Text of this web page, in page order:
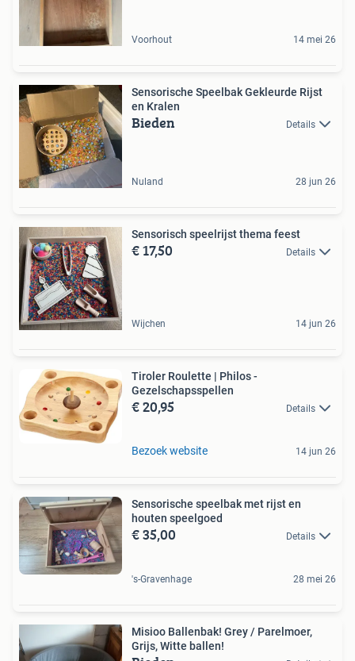
Voorhout 14 mei 26
Sensorische Speelbak Gekleurde Rijst
en Kralen
Bieden Details
Nuland 28 jun 26
Sensorisch speelrijst thema feest
€ 17,50 Details
Wijchen 14 jun 26
Tiroler Roulette | Philos -
Gezelschapsspellen
€ 20,95 Details
Bezoek website 14 jun 26
Sensorische speelbak met rijst en
houten speelgoed
€ 35,00 Details
's-Gravenhage 28 mei 26
Misioo Ballenbak! Grey / Parelmoer,
Grijs, Witte ballen!